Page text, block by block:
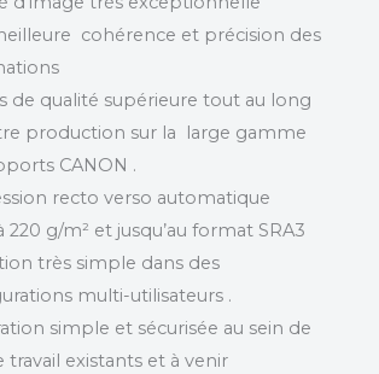
cohérence et précision des
de qualité supérieure tout au long
production sur la large gamme
CANON .
recto verso automatique
220 g/m² et jusqu’au format SRA3
très simple dans des
multi-utilisateurs .
simple et sécurisée au sein de
travail existants et à venir